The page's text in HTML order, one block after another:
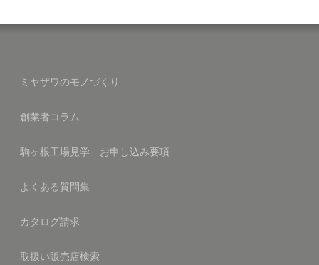
ミヤザワのモノづくり
創業者コラム
駒ヶ根工場見学 お申し込み要項
よくある質問集
カタログ請求
取扱い販売店検索